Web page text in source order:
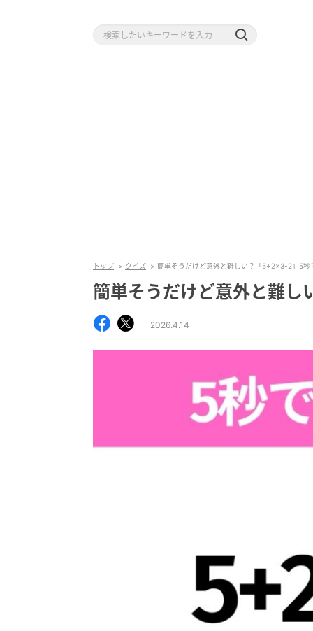
トップ クイズ 簡単そうだけど意外と難しい？「5+2×3-2」5秒
簡単そうだけど意外と難
2026.4.14